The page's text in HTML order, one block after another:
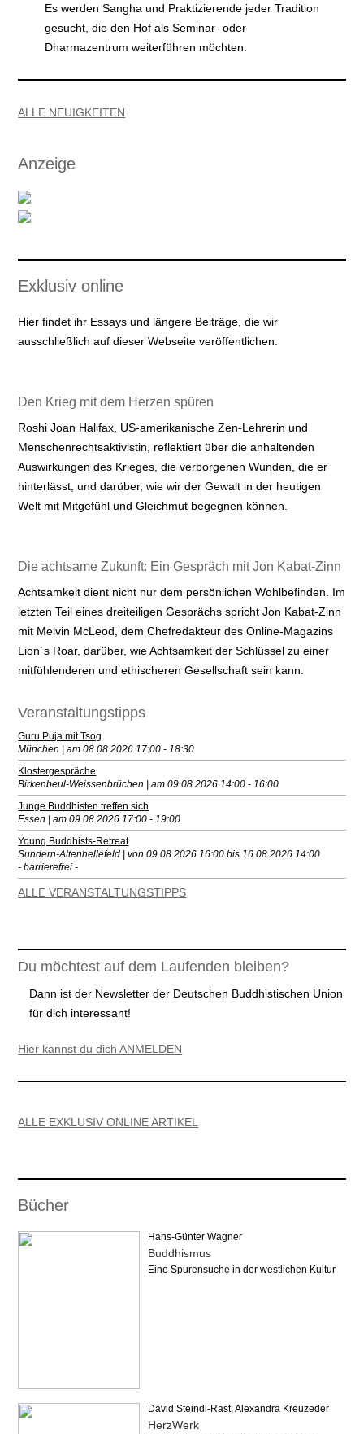
Es werden Sangha und Praktizierende jeder Tradition
gesucht, die den Hof als Seminar- oder
Dharmazentrum weiterführen möchten.
ALLE NEUIGKEITEN
Anzeige
Exklusiv online
Hier findet ihr Essays und längere Beiträge, die wir
ausschließlich auf dieser Webseite veröffentlichen.
Den Krieg mit dem Herzen spüren
Roshi Joan Halifax, US-amerikanische Zen-Lehrerin und
Menschenrechtsaktivistin, reflektiert über die anhaltenden
Auswirkungen des Krieges, die verborgenen Wunden, die er
hinterlässt, und darüber, wie wir der Gewalt in der heutigen
Welt mit Mitgefühl und Gleichmut begegnen können.
Die achtsame Zukunft: Ein Gespräch mit Jon Kabat-Zinn
Achtsamkeit dient nicht nur dem persönlichen Wohlbefinden. Im
letzten Teil eines dreiteiligen Gesprächs spricht Jon Kabat-Zinn
mit Melvin McLeod, dem Chefredakteur des Online-Magazins
Lion´s Roar, darüber, wie Achtsamkeit der Schlüssel zu einer
mitfühlenderen und ethischeren Gesellschaft sein kann.
Veranstaltungstipps
Guru Puja mit Tsog
München | am 08.08.2026 17:00 - 18:30
Klostergespräche
Birkenbeul-Weissenbrüchen | am 09.08.2026 14:00 - 16:00
Junge Buddhisten treffen sich
Essen | am 09.08.2026 17:00 - 19:00
Young Buddhists-Retreat
Sundern-Altenhellefeld | von 09.08.2026 16:00 bis 16.08.2026 14:00
- barrierefrei -
ALLE VERANSTALTUNGSTIPPS
Du möchtest auf dem Laufenden bleiben?
Dann ist der Newsletter der Deutschen Buddhistischen Union
für dich interessant!
Hier kannst du dich ANMELDEN
ALLE EXKLUSIV ONLINE ARTIKEL
Bücher
Hans-Günter Wagner
Buddhismus
Eine Spurensuche in der westlichen Kultur
David Steindl-Rast, Alexandra Kreuzeder
HerzWerk